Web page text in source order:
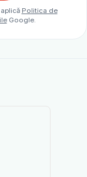
Politica de
Google.